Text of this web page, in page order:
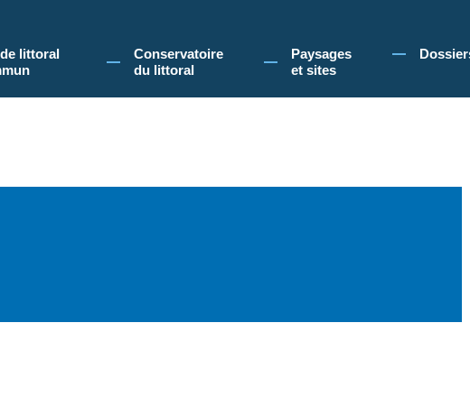
le site du Conservatoire du littoral, vous acceptez l'utilisation de cookies pour vous
littoral
Conservatoire
du littoral
Paysages
et sites